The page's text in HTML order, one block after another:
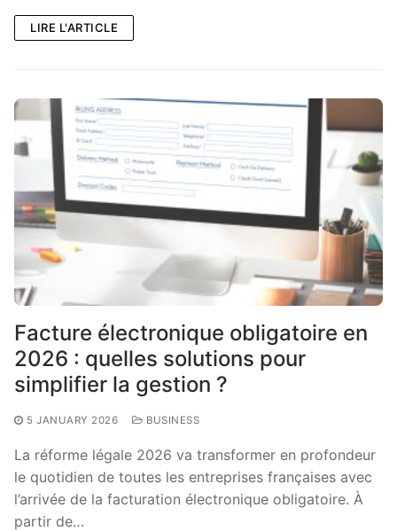
LIRE L'ARTICLE
Facture électronique obligatoire en
2026 : quelles solutions pour
simplifier la gestion ?
5 JANUARY 2026 BUSINESS
La réforme légale 2026 va transformer en profondeur
le quotidien de toutes les entreprises françaises avec
l’arrivée de la facturation électronique obligatoire. À
partir de…